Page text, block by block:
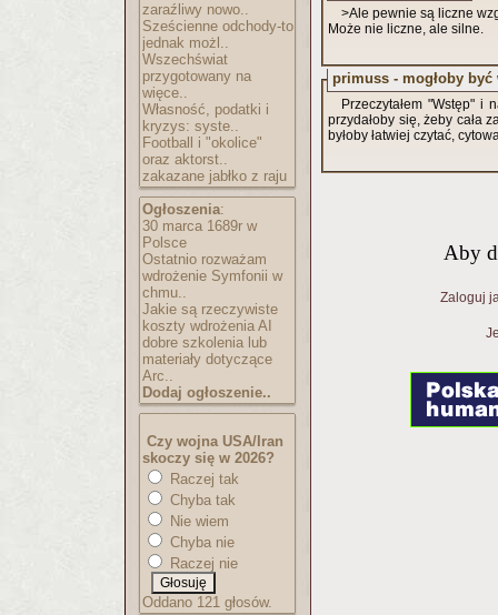
zaraźliwy nowo..
Sześcienne odchody-to
jednak możl..
Wszechświat
przygotowany na
więce..
Własność, podatki i
kryzys: syste..
Football i "okolice"
oraz aktorst..
zakazane jabłko z raju
Ogłoszenia:
30 marca 1689r w
Polsce
Ostatnio rozważam
wdrożenie Symfonii w
chmu..
Jakie są rzeczywiste
koszty wdrożenia AI
dobre szkolenia lub
materiały dotyczące
Arc..
Dodaj ogłoszenie..
Czy wojna USA/Iran
skoczy się w 2026?
Raczej tak
Chyba tak
Nie wiem
Chyba nie
Raczej nie
Oddano 121 głosów.
>Ale pewnie są liczne
Może nie liczne, ale silne.
primuss - mogłoby być
Przeczytałem "Wstęp"
przydałoby się, żeby cała
byłoby łatwiej czytać,
Aby
Zaloguj